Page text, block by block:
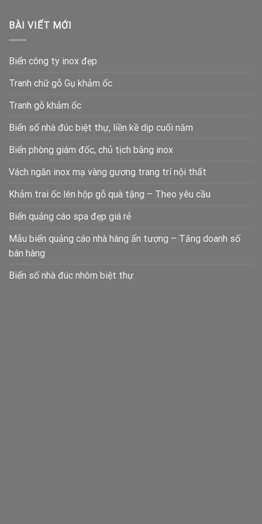
BÀI VIẾT MỚI
Biển công ty inox đẹp
Tranh chữ gỗ Gụ khảm ốc
Tranh gỗ khảm ốc
Biển số nhà đúc biệt thự, liền kề dịp cuối năm
Biển phòng giám đốc, chủ tịch bằng inox
Vách ngăn inox mạ vàng gương trang trí nội thất
Khảm trai ốc lên hộp gỗ quà tặng – Theo yêu cầu
Biển quảng cáo spa đẹp giá rẻ
Mẫu biển quảng cáo nhà hàng ấn tượng – Tăng doanh số
bán hàng
Biển số nhà đúc nhôm biệt thự